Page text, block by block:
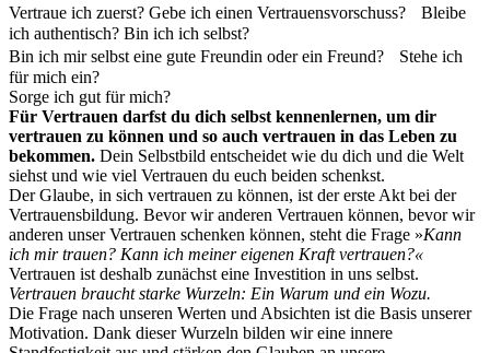
Vertraue ich zuerst? Gebe ich einen Vertrauensvorschuss? Bleibe
ich authentisch? Bin ich ich selbst?
Bin ich mir selbst eine gute Freundin oder ein Freund? Stehe ich
für mich ein?
Sorge ich gut für mich?
Für Vertrauen darfst du dich selbst kennenlernen, um dir
vertrauen zu können und so auch vertrauen in das Leben zu
bekommen. Dein Selbstbild entscheidet wie du dich und die Welt
siehst und wie viel Vertrauen du euch beiden schenkst.
Der Glaube, in sich vertrauen zu können, ist der erste Akt bei der
Vertrauensbildung. Bevor wir anderen Vertrauen können, bevor wir
anderen unser Vertrauen schenken können, steht die Frage »Kann
ich mir trauen? Kann ich meiner eigenen Kraft vertrauen?«
Vertrauen ist deshalb zunächst eine Investition in uns selbst.
Vertrauen braucht starke Wurzeln: Ein Warum und ein Wozu.
Die Frage nach unseren Werten und Absichten ist die Basis unserer
Motivation. Dank dieser Wurzeln bilden wir eine innere